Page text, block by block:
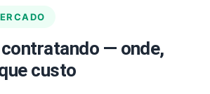
— onde,
custo